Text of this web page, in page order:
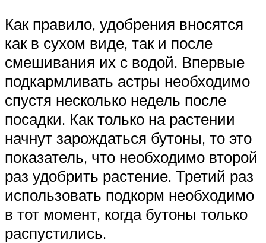
Как правило, удобрения вносятся
как в сухом виде, так и после
смешивания их с водой. Впервые
подкармливать астры необходимо
спустя несколько недель после
посадки. Как только на растении
начнут зарождаться бутоны, то это
показатель, что необходимо второй
раз удобрить растение. Третий раз
использовать подкорм необходимо
в тот момент, когда бутоны только
распустились.